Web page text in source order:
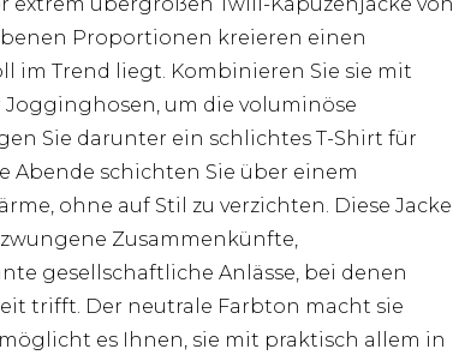
Proportionen kreieren einen
im Trend liegt. Kombinieren Sie sie mit
um die voluminöse
Sie darunter ein schlichtes T-Shirt für
Abende schichten Sie über einem
ohne auf Stil zu verzichten. Diese Jacke
Zusammenkünfte,
gesellschaftliche Anlässe, bei denen
trifft. Der neutrale Farbton macht sie
es Ihnen, sie mit praktisch allem in